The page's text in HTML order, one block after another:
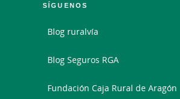
SÍGUENOS
Blog ruralvía
Blog Seguros RGA
Fundación Caja Rural de Aragón